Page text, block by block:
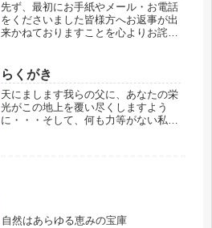
先ず、最初にお手紙やメール・お電話
をくださいました皆様方へお返事が出
来かねておりますことを心よりお詫び
うに重ねてお願い申し上げます。感謝
とともに A.M サラ・マイト...
らくがき
天にまします我らの父に、あなたの栄
光がこの地上を覆い尽くしますよう
に・・・そして、何も力等がない私で
自然はあらゆる恵みの宝庫